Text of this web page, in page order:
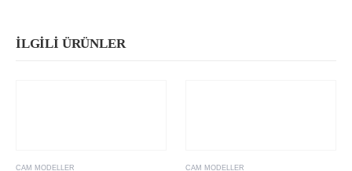
İLGILI ÜRÜNLER
CAM MODELLER CAM MODELLER